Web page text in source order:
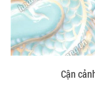
Cận